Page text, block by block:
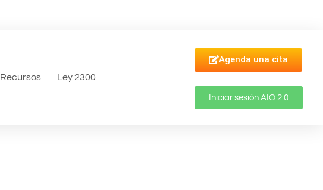
Recursos Ley 2300
Agenda una cita
Iniciar sesión AIO 2.0